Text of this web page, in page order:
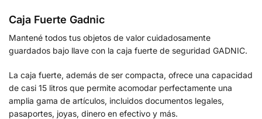
Caja Fuerte Gadnic
Mantené todos tus objetos de valor cuidadosamente
guardados bajo llave con la caja fuerte de seguridad GADNIC.
La caja fuerte, además de ser compacta, ofrece una capacidad
de casi 15 litros que permite acomodar perfectamente una
amplia gama de artículos, incluidos documentos legales,
pasaportes, joyas, dinero en efectivo y más.